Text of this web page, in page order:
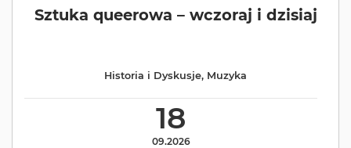
Sztuka queerowa – wczoraj i dzisiaj
18
09.2026
Historia i Dyskusje, Muzyka